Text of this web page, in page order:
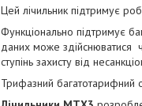
Цей лічильник підтримує
Функціонально підтримує
даних може здійснюватися
ступінь захисту від
Трифазний багатотарифний